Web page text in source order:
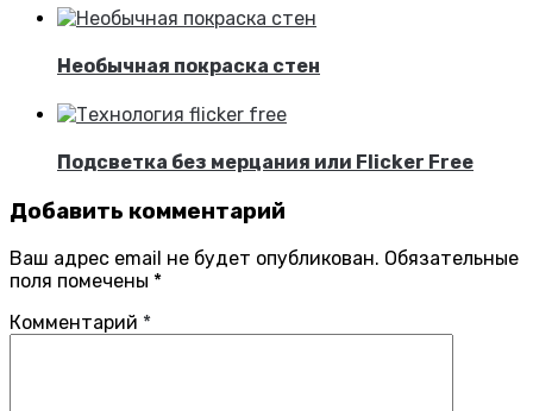
Необычная покраска стен
Подсветка без мерцания или Flicker Free
Добавить комментарий
Ваш адрес email не будет опубликован. Обязательные
поля помечены *
Комментарий *